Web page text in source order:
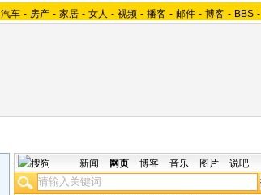
汽车 - 房产 - 家居 - 女人 - 视频 - 播客 - 邮件 - 博客 - BBS -
新闻 网页 博客 音乐 图片 说吧